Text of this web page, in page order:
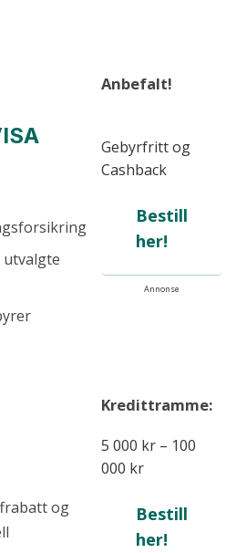
utvalgte
Anbefalt!
Gebyrfritt og
Cashback
Bestill
her!
Annonse
og
Kredittramme:
5 000 kr – 100
000 kr
Bestill
her!